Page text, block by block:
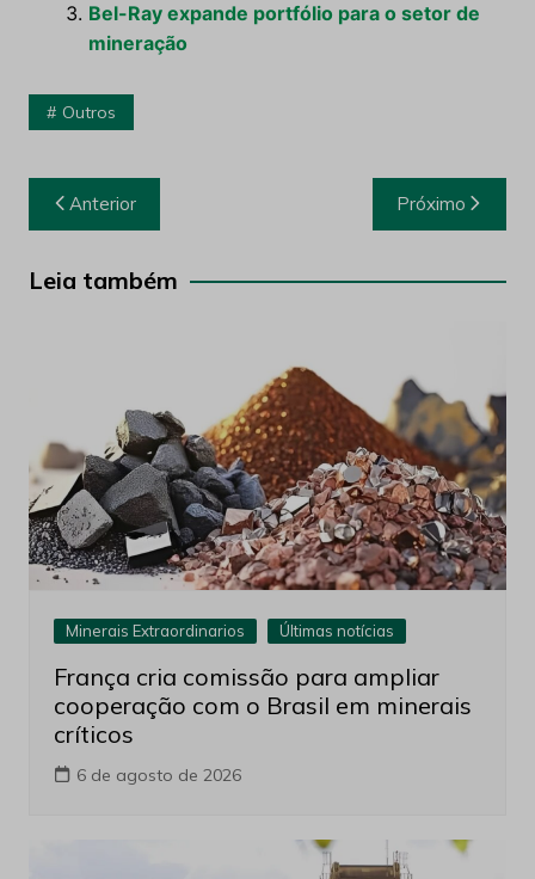
Bel-Ray expande portfólio para o setor de
mineração
Outros
Navegação
de
Post
Anterior Próximo
Leia também
Minerais Extraordinarios Últimas notícias
França cria comissão para ampliar
cooperação com o Brasil em minerais
críticos
6 de agosto de 2026